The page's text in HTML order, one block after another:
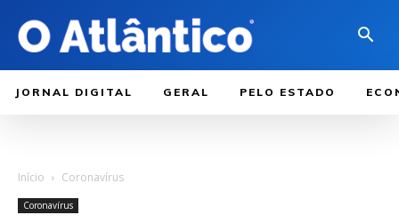
JORNAL DIGITAL GERAL PELO ESTADO
Início Coronavírus
Coronavírus